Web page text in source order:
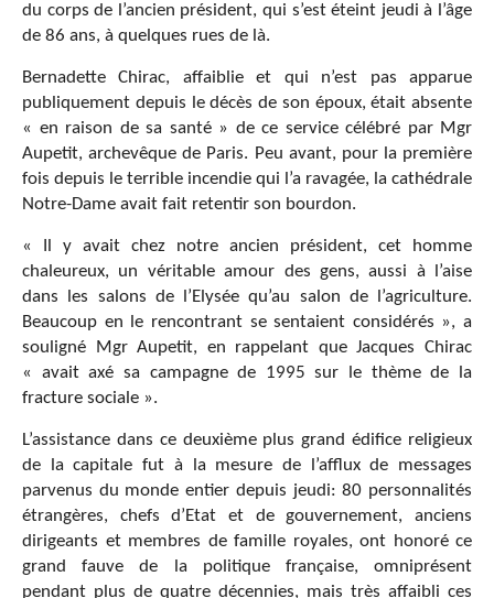
du corps de l’ancien président, qui s’est éteint jeudi à l’âge
de 86 ans, à quelques rues de là.
Bernadette Chirac, affaiblie et qui n’est pas apparue
publiquement depuis le décès de son époux, était absente
« en raison de sa santé » de ce service célébré par Mgr
Aupetit, archevêque de Paris. Peu avant, pour la première
fois depuis le terrible incendie qui l’a ravagée, la cathédrale
Notre-Dame avait fait retentir son bourdon.
« Il y avait chez notre ancien président, cet homme
chaleureux, un véritable amour des gens, aussi à l’aise
dans les salons de l’Elysée qu’au salon de l’agriculture.
Beaucoup en le rencontrant se sentaient considérés », a
souligné Mgr Aupetit, en rappelant que Jacques Chirac
« avait axé sa campagne de 1995 sur le thème de la
fracture sociale ».
L’assistance dans ce deuxième plus grand édifice religieux
de la capitale fut à la mesure de l’afflux de messages
parvenus du monde entier depuis jeudi: 80 personnalités
étrangères, chefs d’Etat et de gouvernement, anciens
dirigeants et membres de famille royales, ont honoré ce
grand fauve de la politique française, omniprésent
pendant plus de quatre décennies, mais très affaibli ces